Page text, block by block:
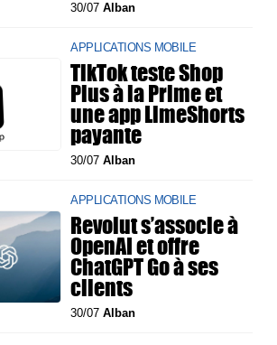
30/07Alban
APPLICATIONS MOBILE
TikTok teste Shop
Plus à la Prime et
une app LimeShorts
payante
30/07Alban
APPLICATIONS MOBILE
Revolut s’associe à
OpenAI et offre
ChatGPT Go à ses
clients
30/07Alban